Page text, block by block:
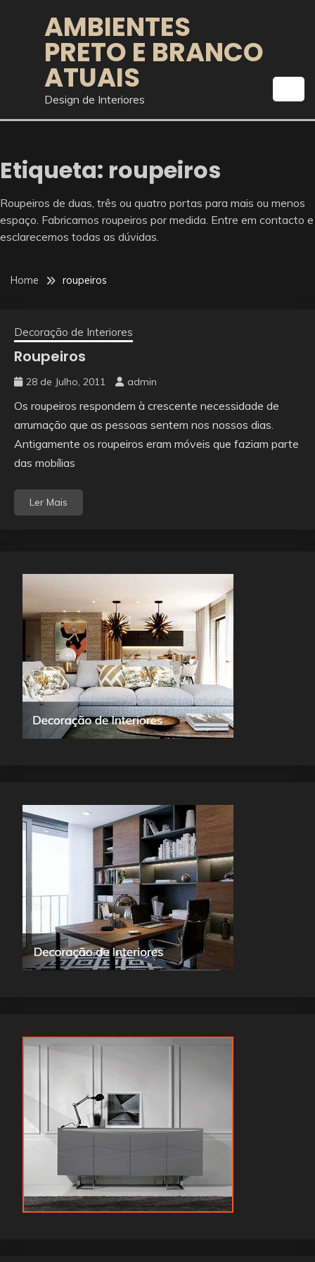
AMBIENTES
PRETO E BRANCO
ATUAIS
Design de Interiores
Etiqueta: roupeiros
Roupeiros de duas, três ou quatro portas para mais ou menos
espaço. Fabricamos roupeiros por medida. Entre em contacto e
esclarecemos todas as dúvidas.
Home roupeiros
Decoração de Interiores
Roupeiros
28 de Julho, 2011 admin
Os roupeiros respondem à crescente necessidade de
arrumação que as pessoas sentem nos nossos dias.
Antigamente os roupeiros eram móveis que faziam parte
das mobílias
Ler Mais